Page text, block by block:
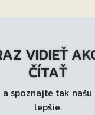
VIDIEŤ
ČÍTAŤ
spoznajte tak
lepšie.